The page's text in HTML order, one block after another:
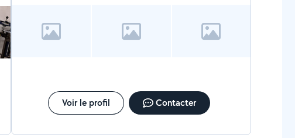
Voir le profil Contacter